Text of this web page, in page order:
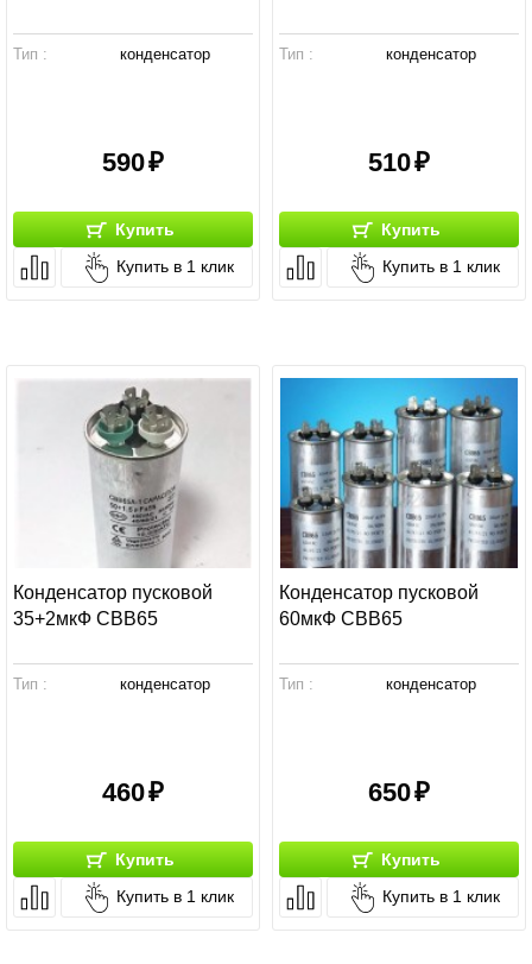
Тип : конденсатор
590
Купить
Купить в 1 клик
Тип : конденсатор
510
Купить
Купить в 1 клик
Конденсатор пусковой
35+2мкФ СВВ65
Тип : конденсатор
460
Купить
Купить в 1 клик
Конденсатор пусковой
60мкФ СВВ65
Тип : конденсатор
650
Купить
Купить в 1 клик